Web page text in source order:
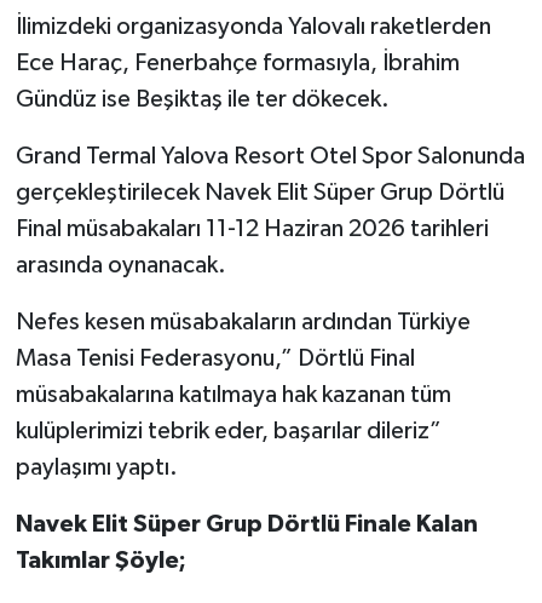
İlimizdeki organizasyonda Yalovalı raketlerden
Ece Haraç, Fenerbahçe formasıyla, İbrahim
Gündüz ise Beşiktaş ile ter dökecek.
Grand Termal Yalova Resort Otel Spor Salonunda
gerçekleştirilecek Navek Elit Süper Grup Dörtlü
Final müsabakaları 11-12 Haziran 2026 tarihleri
arasında oynanacak.
Nefes kesen müsabakaların ardından Türkiye
Masa Tenisi Federasyonu,” Dörtlü Final
müsabakalarına katılmaya hak kazanan tüm
kulüplerimizi tebrik eder, başarılar dileriz”
paylaşımı yaptı.
Navek Elit Süper Grup Dörtlü Finale Kalan
Takımlar Şöyle;